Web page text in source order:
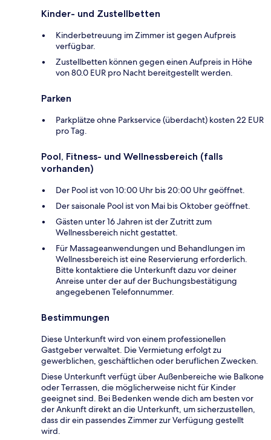
Kinder- und Zustellbetten
Kinderbetreuung im Zimmer ist gegen Aufpreis
verfügbar.
Zustellbetten können gegen einen Aufpreis in Höhe
von 80.0 EUR pro Nacht bereitgestellt werden.
Parken
Parkplätze ohne Parkservice (überdacht) kosten 22 EUR
pro Tag.
Pool, Fitness- und Wellnessbereich (falls
vorhanden)
Der Pool ist von 10:00 Uhr bis 20:00 Uhr geöffnet.
Der saisonale Pool ist von Mai bis Oktober geöffnet.
Gästen unter 16 Jahren ist der Zutritt zum
Wellnessbereich nicht gestattet.
Für Massageanwendungen und Behandlungen im
Wellnessbereich ist eine Reservierung erforderlich.
Bitte kontaktiere die Unterkunft dazu vor deiner
Anreise unter der auf der Buchungsbestätigung
angegebenen Telefonnummer.
Bestimmungen
Diese Unterkunft wird von einem professionellen
Gastgeber verwaltet. Die Vermietung erfolgt zu
gewerblichen, geschäftlichen oder beruflichen Zwecken.
Diese Unterkunft verfügt über Außenbereiche wie Balkone
oder Terrassen, die möglicherweise nicht für Kinder
geeignet sind. Bei Bedenken wende dich am besten vor
der Ankunft direkt an die Unterkunft, um sicherzustellen,
dass dir ein passendes Zimmer zur Verfügung gestellt
wird.